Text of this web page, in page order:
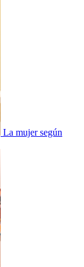
La mujer según